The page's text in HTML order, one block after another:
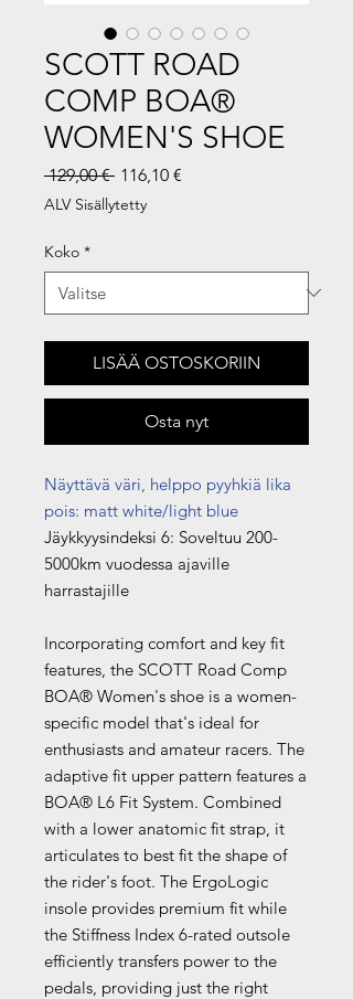
SCOTT ROAD
COMP BOA®
WOMEN'S SHOE
129,00 € Normaali
116,10 €
ALV Sisällytetty
Koko *
LISÄÄ OSTOSKORIIN
Osta nyt
Näyttävä väri, helppo pyyhkiä lika
pois: matt white/light blue
Jäykkyysindeksi 6: Soveltuu 200-
5000km vuodessa ajaville
harrastajille
Incorporating comfort and key fit
features, the SCOTT Road Comp
BOA® Women's shoe is a women-
specific model that's ideal for
enthusiasts and amateur racers. The
adaptive fit upper pattern features a
BOA® L6 Fit System. Combined
with a lower anatomic fit strap, it
articulates to best fit the shape of
the rider's foot. The ErgoLogic
insole provides premium fit while
the Stiffness Index 6-rated outsole
efficiently transfers power to the
pedals, providing just the right